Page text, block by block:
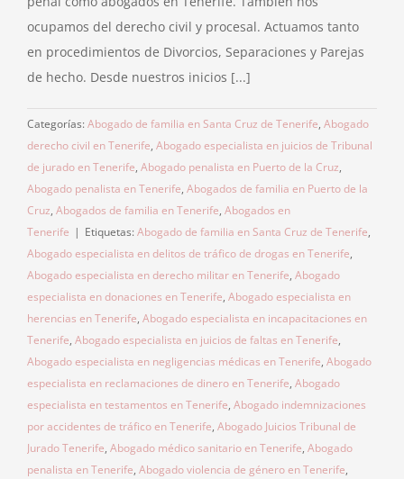
ocupamos del derecho civil y procesal. Actuamos tanto
en procedimientos de Divorcios, Separaciones y Parejas
de hecho. Desde nuestros inicios [...]
Categorías: Abogado de familia en Santa Cruz de Tenerife, Abogado
derecho civil en Tenerife, Abogado especialista en juicios de Tribunal
de jurado en Tenerife, Abogado penalista en Puerto de la Cruz,
Abogado penalista en Tenerife, Abogados de familia en Puerto de la
Cruz, Abogados de familia en Tenerife, Abogados en
Tenerife | Etiquetas: Abogado de familia en Santa Cruz de Tenerife,
Abogado especialista en delitos de tráfico de drogas en Tenerife,
Abogado especialista en derecho militar en Tenerife, Abogado
especialista en donaciones en Tenerife, Abogado especialista en
herencias en Tenerife, Abogado especialista en incapacitaciones en
Tenerife, Abogado especialista en juicios de faltas en Tenerife,
Abogado especialista en negligencias médicas en Tenerife, Abogado
especialista en reclamaciones de dinero en Tenerife, Abogado
especialista en testamentos en Tenerife, Abogado indemnizaciones
por accidentes de tráfico en Tenerife, Abogado Juicios Tribunal de
Jurado Tenerife, Abogado médico sanitario en Tenerife, Abogado
penalista en Tenerife, Abogado violencia de género en Tenerife,